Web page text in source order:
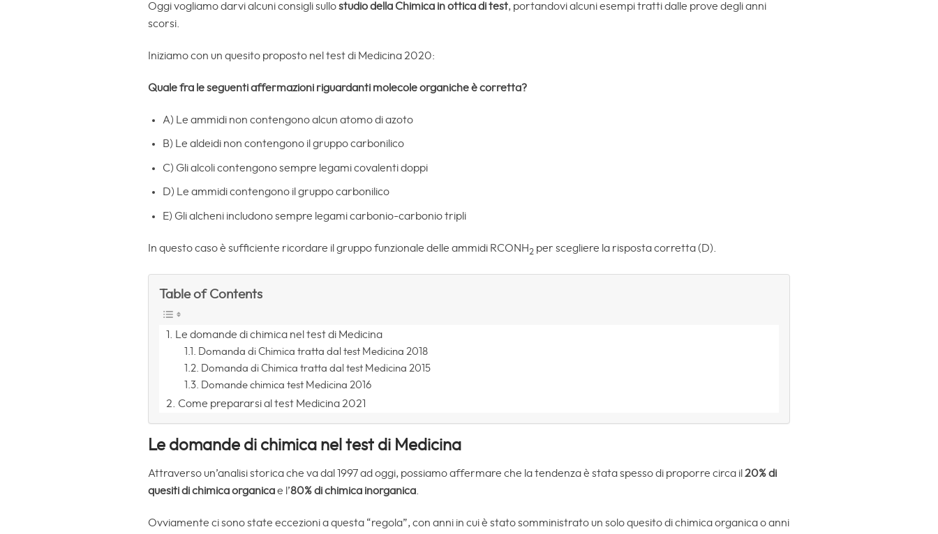
Oggi vogliamo darvi alcuni consigli sullostudio della Chimica in ottica di test, portandovi alcuni esempi tratti dalle prove degli anni
scorsi.
Iniziamo con un quesito proposto nel test di Medicina 2020:
Quale fra le seguenti affermazioni riguardanti molecole organiche è corretta?
A) Le ammidi non contengono alcun atomo di azoto
B) Le aldeidi non contengono il gruppo carbonilico
C) Gli alcoli contengono sempre legami covalenti doppi
D) Le ammidi contengono il gruppo carbonilico
E) Gli alcheni includono sempre legami carbonio-carbonio tripli
In questo caso è sufficiente ricordare il gruppo funzionale delle ammidi RCONH2 per scegliere la risposta corretta (D).
Table of Contents
Le domande di chimica nel test di Medicina
Domanda di Chimica tratta dal test Medicina 2018
Domanda di Chimica tratta dal test Medicina 2015
Domande chimica test Medicina 2016
Come prepararsi al test Medicina 2021
Le domande di chimica nel test di Medicina
Attraverso un’analisi storica che va dal 1997 ad oggi, possiamo affermare che la tendenza è stata spesso di proporre circa il 20% di
quesiti di chimica organicae l’80% di chimica inorganica
Ovviamente ci sono state eccezioni a questa “regola”, con anni in cui è stato somministrato un solo quesito di chimica organica o anni